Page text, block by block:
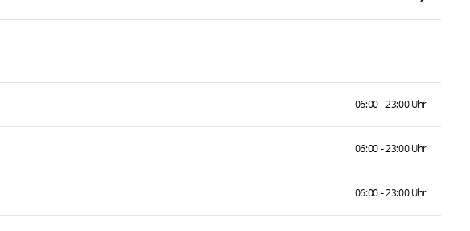
06:00 - 23:00 Uhr
06:00 - 23:00 Uhr
06:00 - 23:00 Uhr